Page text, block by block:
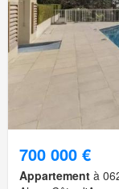
700 000 €
Appartement à